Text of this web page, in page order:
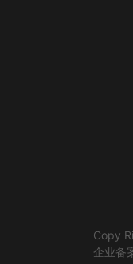
Copy
企业备